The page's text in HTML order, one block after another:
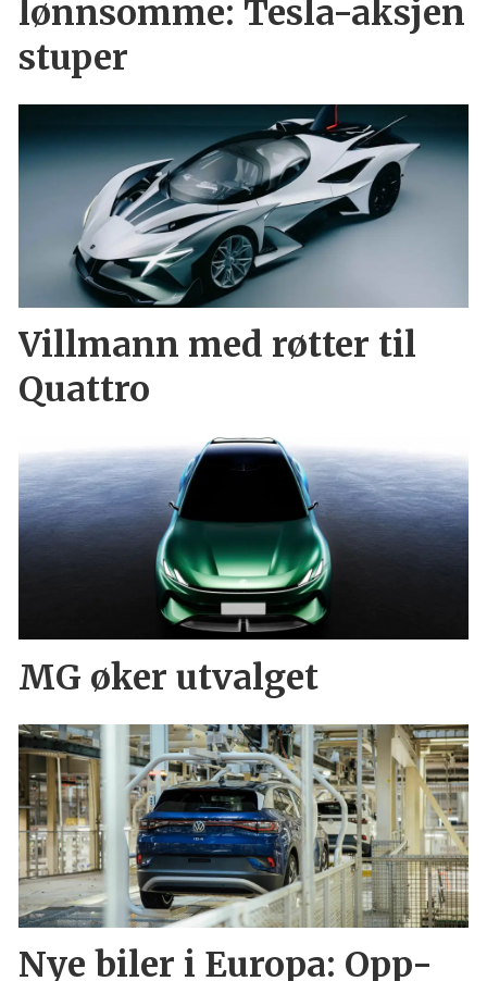
lønnsomme: Tesla-aksjen
stuper
Villmann med røtter til
Quattro
MG øker utvalget
Nye biler i Europa: Opp-